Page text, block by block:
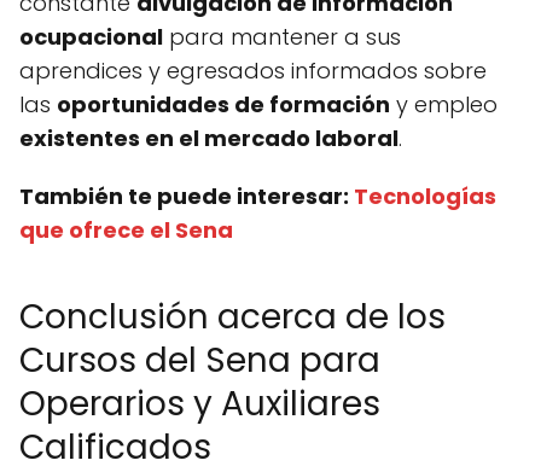
ocupacional para mantener a sus
aprendices y egresados informados sobre
las oportunidades de formación y empleo
existentes en el mercado laboral.
También te puede interesar: Tecnologías
que ofrece el Sena
Conclusión acerca de los
Cursos del Sena para
Operarios y Auxiliares
Calificados